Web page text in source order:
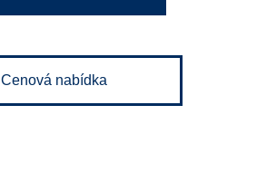
Cenová nabídka